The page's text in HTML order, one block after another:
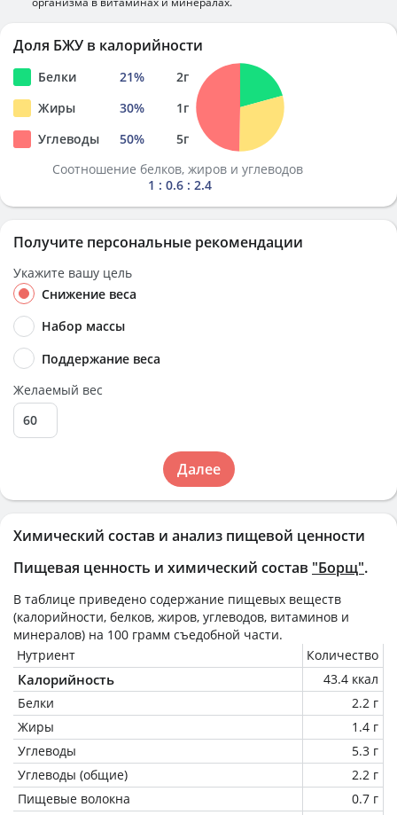
Химический состав и анализ пищевой ценности
Пищевая ценность и химический состав "Борщ".
В таблице приведено содержание пищевых веществ
(калорийности, белков, жиров, углеводов, витаминов и
минералов) на 100 грамм съедобной части.
Нутриент
Количество
Калорийность
43.4 ккал
Белки
2.2 г
Жиры
1.4 г
Углеводы
5.3 г
Углеводы (общие)
2.2 г
Пищевые волокна
0.7 г
Доля БЖУ в калорийности
Белки 21% 2г
Жиры
30% 1г
Углеводы
50% 5г
Соотношение белков, жиров и углеводов
1 : 0.6 : 2.4
Получите персональные рекомендации
Укажите вашу цель
Снижение веса
Набор массы
Поддержание веса
Желаемый вес
Далее